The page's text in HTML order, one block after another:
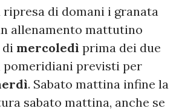
di domani i granata
allenamento mattutino
di mercoledì prima dei due
pomeridiani previsti per
. Sabato mattina infine la
sabato mattina, anche se